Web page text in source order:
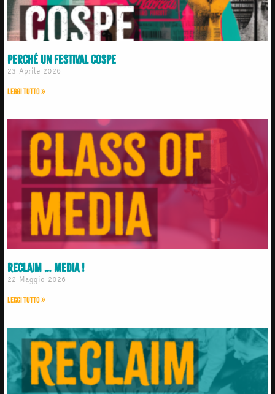
Perché un Festival COSPE
23 Aprile 2026
Leggi Tutto »
RECLAIM … Media !
22 Maggio 2026
Leggi Tutto »